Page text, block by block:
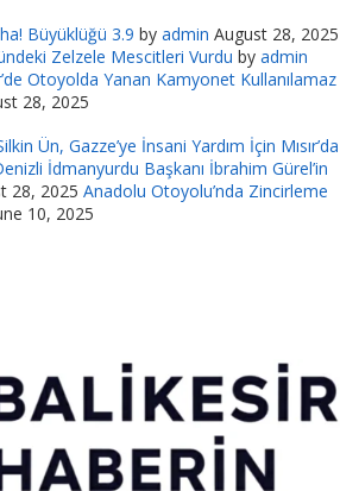
Büyüklüğü 3.9 by admin August 28, 2025
Zelzele Mescitleri Vurdu by admin
Otoyolda Yanan Kamyonet Kullanılamaz
28, 2025
Ün, Gazze’ye İnsani Yardım İçin Mısır’da
İdmanyurdu Başkanı İbrahim Gürel’in
28, 2025 Anadolu Otoyolu’nda Zincirleme
10, 2025